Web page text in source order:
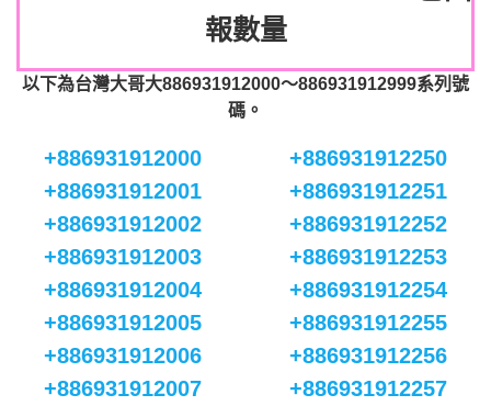
報數量
以下為台灣大哥大886931912000～886931912999系列號
碼。
+886931912000
+886931912001
+886931912002
+886931912003
+886931912004
+886931912005
+886931912006
+886931912007
+886931912250
+886931912251
+886931912252
+886931912253
+886931912254
+886931912255
+886931912256
+886931912257